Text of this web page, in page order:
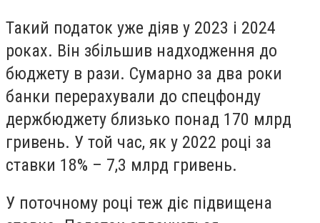
Такий податок уже діяв у 2023 і 2024
роках. Він збільшив надходження до
бюджету в рази. Сумарно за два роки
банки перерахували до спецфонду
держбюджету близько понад 170 млрд
гривень. У той час, як у 2022 році за
ставки 18% – 7,3 млрд гривень.
У поточному році теж діє підвищена